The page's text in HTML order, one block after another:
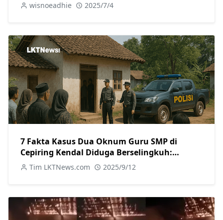
wisnoeadhie 2025/7/4
7 Fakta Kasus Dua Oknum Guru SMP di
Cepiring Kendal Diduga Berselingkuh:
Kronologi, Pengakuan, hingga Sanksi
Tim LKTNews.com 2025/9/12